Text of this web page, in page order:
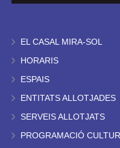
EL CASAL MIRA-SOL
HORARIS
ESPAIS
ENTITATS ALLOTJADES
SERVEIS ALLOTJATS
PROGRAMACIÓ